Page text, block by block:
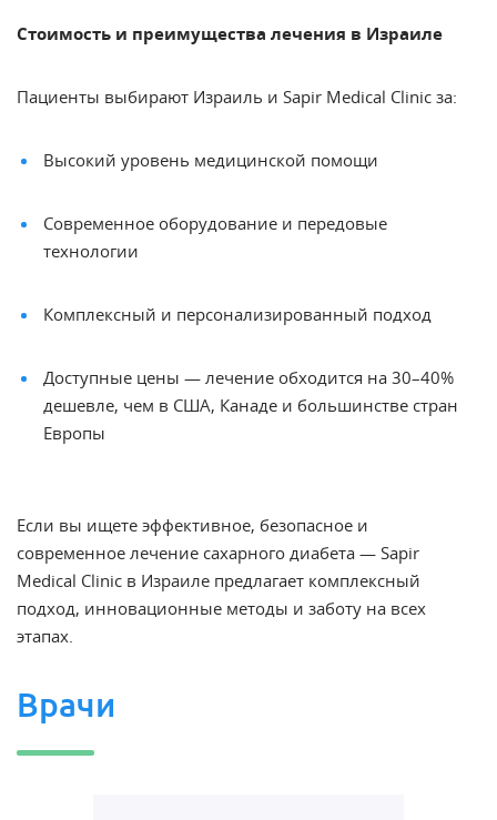
Стоимость и преимущества лечения в Израиле
Пациенты выбирают Израиль и Sapir Medical Clinic за:
Высокий уровень медицинской помощи
Современное оборудование и передовые
технологии
Комплексный и персонализированный подход
Доступные цены — лечение обходится на 30–40%
дешевле, чем в США, Канаде и большинстве стран
Европы
Если вы ищете эффективное, безопасное и
современное лечение сахарного диабета — Sapir
Medical Clinic в Израиле предлагает комплексный
подход, инновационные методы и заботу на всех
этапах.
Врачи